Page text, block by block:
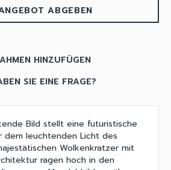
ABGEBEN
HINZUFÜGEN
SIE EINE FRAGE?
Bild stellt eine futuristische
dem leuchtenden Licht des
Wolkenkratzer mit
ragen hoch in den